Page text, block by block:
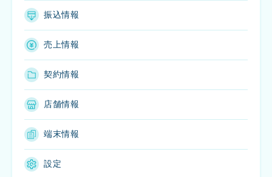
振込情報
売上情報
契約情報
店舗情報
端末情報
設定